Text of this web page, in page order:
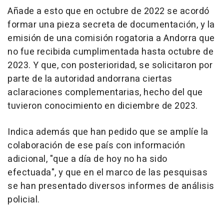
Añade a esto que en octubre de 2022 se acordó
formar una pieza secreta de documentación, y la
emisión de una comisión rogatoria a Andorra que
no fue recibida cumplimentada hasta octubre de
2023. Y que, con posterioridad, se solicitaron por
parte de la autoridad andorrana ciertas
aclaraciones complementarias, hecho del que
tuvieron conocimiento en diciembre de 2023.
Indica además que han pedido que se amplíe la
colaboración de ese país con información
adicional, "que a día de hoy no ha sido
efectuada", y que en el marco de las pesquisas
se han presentado diversos informes de análisis
policial.